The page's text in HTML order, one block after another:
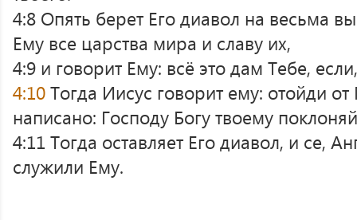
4:8 Опять берет Его диавол на весьма
Ему все царства мира и славу их,
4:9 и говорит Ему: всё это дам Тебе,
4:10Тогда Иисус говорит ему: отойди
написано: Господу Богу твоему
4:11 Тогда оставляет Его диавол, и се,
служили Ему.